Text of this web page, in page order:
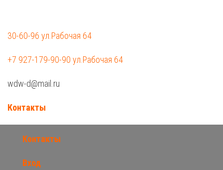
30-60-96 ул.Рабочая 64
+7 927-179-90-90 ул.Рабочая 64
wdw-d@mail.ru
Контакты
Контакты
Вход